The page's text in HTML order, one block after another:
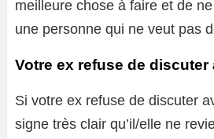
meilleure chose à faire et de
une personne qui ne veut pas
Votre ex refuse de discuter
Si votre ex refuse de discuter
signe très clair qu’il/elle ne